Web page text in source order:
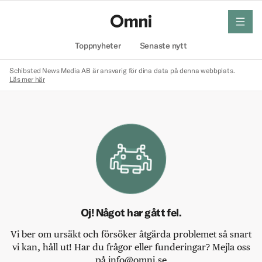
Toppnyheter Senaste nytt
meny
Schibsted News Media AB är ansvarig för dina data på denna webbplats.
Läs mer här
Oj! Något har gått fel.
Vi ber om ursäkt och försöker åtgärda problemet så snart
vi kan, håll ut! Har du frågor eller funderingar? Mejla oss